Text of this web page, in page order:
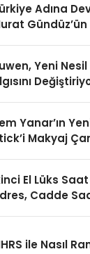
Adına
Yeni
Yanar’ın
Makyaj
El Lüks
Cadde
ile Nasıl